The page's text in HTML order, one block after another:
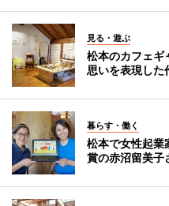
見る・遊ぶ
松本のカフェ
思いを表現し
暮らす・働く
松本で女性起
賞の赤沼留美子